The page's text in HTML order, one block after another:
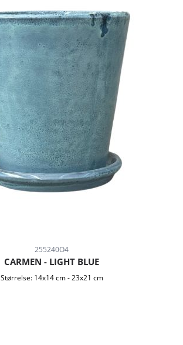
255240O4
CARMEN - LIGHT BLUE
Størrelse: 14x14 cm -23x21 cm